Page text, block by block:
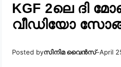
KGF 2ലെ ദി
വീഡിയോ
Posted byസിനിമ വൈൻസ്–April